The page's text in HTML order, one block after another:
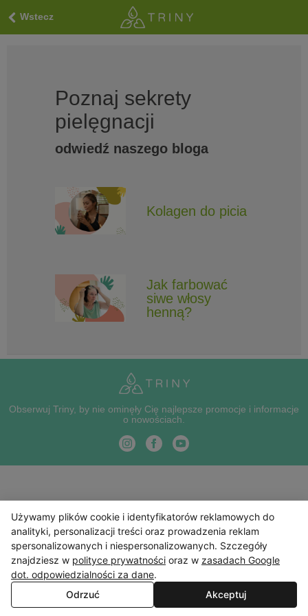
Wstecz
Poznaj sekrety
pielęgnacji
odwiedź naszego bloga
Kolagen do picia
Jak farbować
siwe włosy
henną?
Obserwuj Triny, by nie ominęły Cię najlepsze promocje i informacje
o nowościach.
Używamy plików cookie i identyfikatorów reklamowych do
analityki, personalizacji treści oraz prowadzenia reklam
spersonalizowanych i niespersonalizowanych. Szczegóły
znajdziesz w polityce prywatności oraz w zasadach Google
dot. odpowiedzialności za dane.
Odrzuć
Akceptuj